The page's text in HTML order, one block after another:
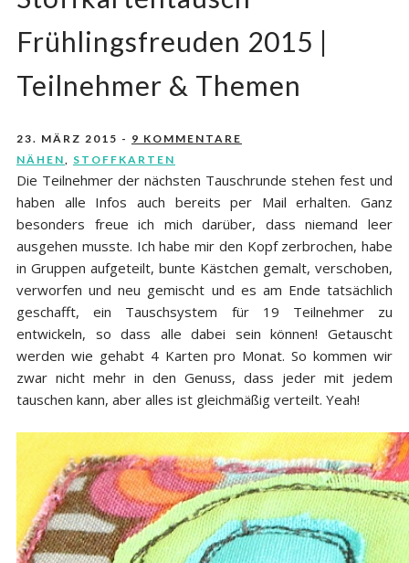
Frühlingsfreuden 2015 |
Teilnehmer & Themen
23. MÄRZ 2015 - 9 KOMMENTARE
NÄHEN
STOFFKARTEN
Die Teilnehmer der nächsten Tauschrunde stehen fest und
haben alle Infos auch bereits per Mail erhalten. Ganz
besonders freue ich mich darüber, dass niemand leer
ausgehen musste. Ich habe mir den Kopf zerbrochen, habe
in Gruppen aufgeteilt, bunte Kästchen gemalt, verschoben,
verworfen und neu gemischt und es am Ende tatsächlich
geschafft, ein Tauschsystem für 19 Teilnehmer zu
entwickeln, so dass alle dabei sein können! Getauscht
werden wie gehabt 4 Karten pro Monat. So kommen wir
zwar nicht mehr in den Genuss, dass jeder mit jedem
tauschen kann, aber alles ist gleichmäßig verteilt. Yeah!